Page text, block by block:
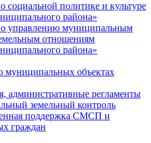
политике и культуре
района»
управлению муниципальным
отношениям
района»
муниципальных объектах
административные регламенты
земельный контроль
поддержка СМСП и
граждан